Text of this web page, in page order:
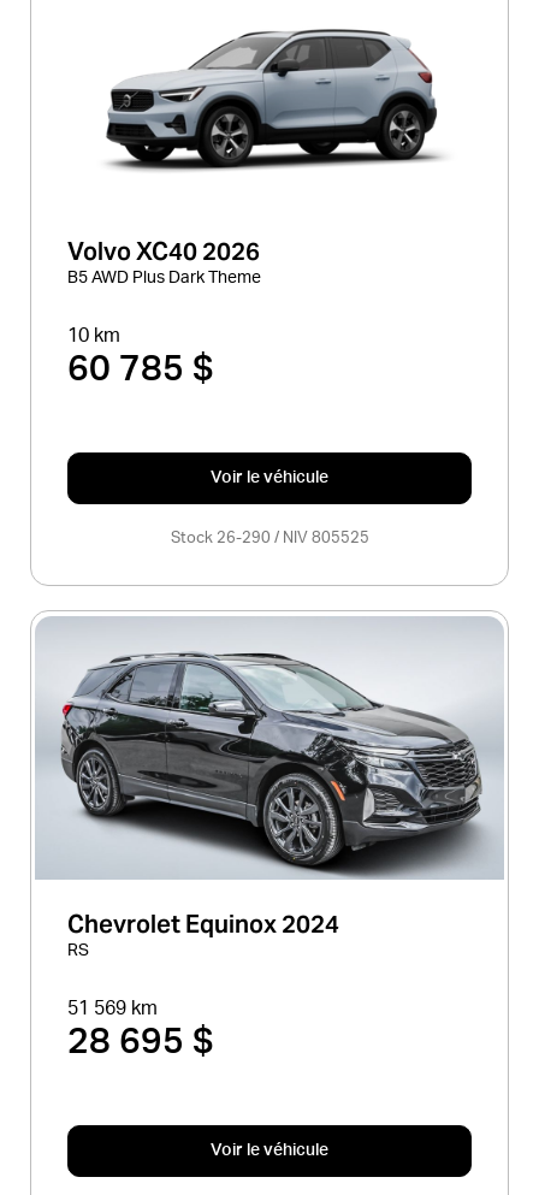
Volvo XC40 2026
B5 AWD Plus Dark Theme
10 km
60 785 $
Voir le véhicule
Stock 26-290 / NIV 805525
Chevrolet Equinox 2024
RS
51 569 km
28 695 $
Voir le véhicule